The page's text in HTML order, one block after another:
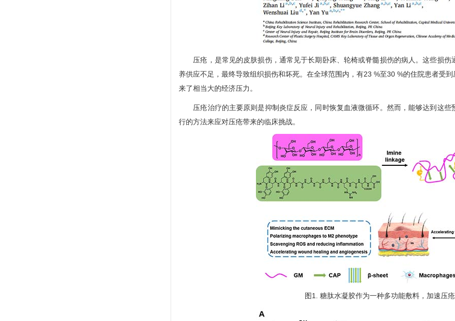
压疮，是常见的皮肤损伤，通常见于长期卧床、轮椅或脊髓损伤的病人。这些损伤
养供应不足，最终导致组织损伤和坏死。在全球范围内，有23 %至30 %的住院患者受
来了相当大的经济压力。
压疮治疗的主要原则是抑制炎症反应，同时恢复血液微循环。然而，能够达到这些
行的方法来应对压疮带来的临床挑战。
图1. 糖肽水凝胶作为一种多功能敷料，加速压